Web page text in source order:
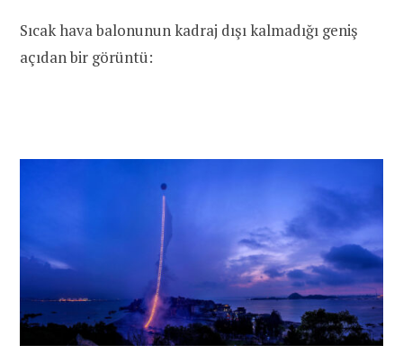
Sıcak hava balonunun kadraj dışı kalmadığı geniş
açıdan bir görüntü: